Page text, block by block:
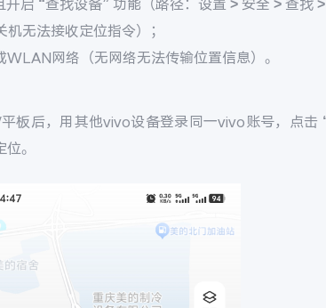
启 “查找设备” 功能（路径：设置 > 安全 > 查找 >
无法接收定位指令）；
网络（无网络无法传输位置信息）。
板后，用其他vivo设备登录同一vivo账号，点击
。